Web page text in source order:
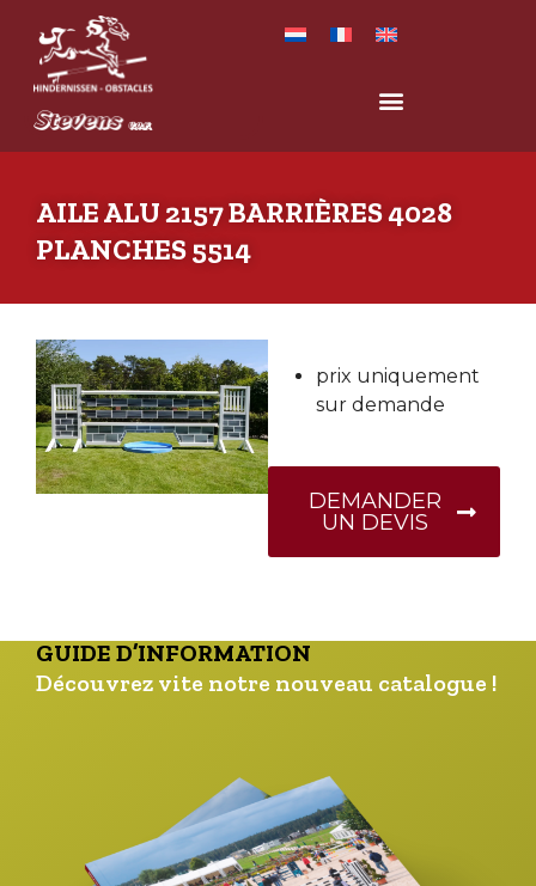
AILE ALU 2157 BARRIÈRES 4028
PLANCHES 5514
prix uniquement
sur demande
DEMANDER
UN DEVIS
GUIDE D’INFORMATION
Découvrez vite notre nouveau catalogue !